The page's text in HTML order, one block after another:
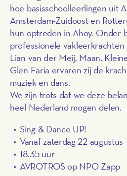
hoe basisschoolleerlingen uit
Amsterdam-Zuidoost en
hun optreden in Ahoy. Onder
professionele
Lian van der Meij, Maan,
Glen Faria ervaren zij de
muziek en dans.
We zijn trots dat we deze
heel Nederland mogen delen.
Sing & Dance UP!
Vanaf zaterdag 22 augustus
18.35 uur
AVROTROS op NPO Zapp